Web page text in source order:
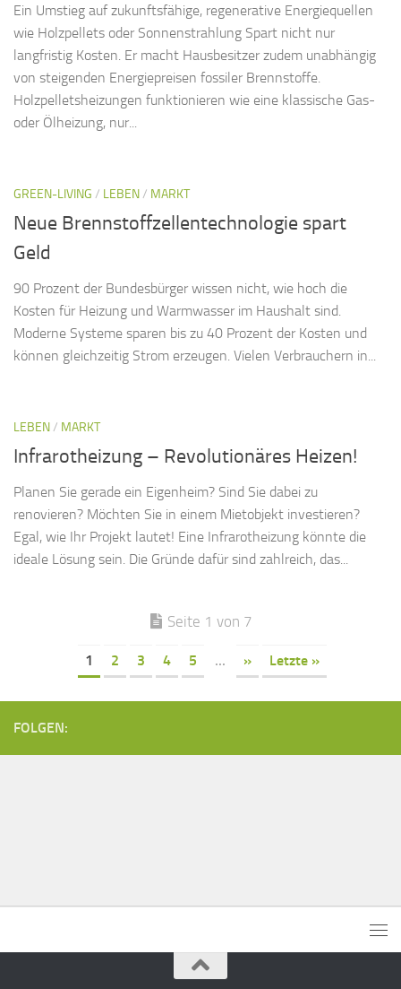
Ein Umstieg auf zukunftsfähige, regenerative Energiequellen
wie Holzpellets oder Sonnenstrahlung Spart nicht nur
langfristig Kosten. Er macht Hausbesitzer zudem unabhängig
von steigenden Energiepreisen fossiler Brennstoffe.
Holzpelletsheizungen funktionieren wie eine klassische Gas-
oder Ölheizung, nur...
GREEN-LIVING / LEBEN/ MARKT
Neue Brennstoffzellentechnologie spart
Geld
90 Prozent der Bundesbürger wissen nicht, wie hoch die
Kosten für Heizung und Warmwasser im Haushalt sind.
Moderne Systeme sparen bis zu 40 Prozent der Kosten und
können gleichzeitig Strom erzeugen. Vielen Verbrauchern in...
LEBEN/ MARKT
Infrarotheizung – Revolutionäres Heizen!
Planen Sie gerade ein Eigenheim? Sind Sie dabei zu
renovieren? Möchten Sie in einem Mietobjekt investieren?
Egal, wie Ihr Projekt lautet! Eine Infrarotheizung könnte die
ideale Lösung sein. Die Gründe dafür sind zahlreich, das...
Seite 1 von 7
1 2 3 4 5 ... » Letzte »
FOLGEN: